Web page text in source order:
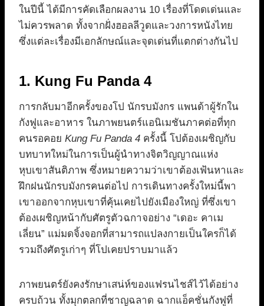
ในปีนี้ ได้มีการคัดเลือกผลงาน 10 เรื่องที่โดดเด่นและ
ไม่ควรพลาด ทั้งจากฝั่งฮอลลีวูดและวงการหนังไทย
ซึ่งแต่ละเรื่องมีเอกลักษณ์และจุดเด่นที่แตกต่างกันไป
1. Kung Fu Panda 4
การกลับมาอีกครั้งของโป นักรบมังกร แพนด้าผู้รักใน
กังฟูและอาหาร ในภาพยนตร์แอนิเมชันภาคต่อที่ทุก
คนรอคอย Kung Fu Panda 4 ครั้งนี้ โปต้องเผชิญกับ
บทบาทใหม่ในการเป็นผู้นำทางจิตวิญญาณแห่ง
หุบเขาสันติภาพ ซึ่งหมายความว่าเขาต้องเฟ้นหาและ
ฝึกฝนนักรบมังกรคนต่อไป การเดินทางครั้งใหม่นี้พา
เขาออกจากหุบเขาที่คุ้นเคยไปยังเมืองใหญ่ ที่ซึ่งเขา
ต้องเผชิญหน้ากับศัตรูตัวฉกาจอย่าง “เดอะ คาเม
เลี่ยน” แม่มดจิ้งจอกที่สามารถแปลงกายเป็นใครก็ได้
รวมถึงศัตรูเก่าๆ ที่โปเคยปราบมาแล้ว
ภาพยนตร์ยังคงรักษาเสน่ห์ของแฟรนไชส์ไว้ได้อย่าง
ครบถ้วน ทั้งมุกตลกที่ชาญฉลาด ฉากแอ็คชั่นกังฟูที่